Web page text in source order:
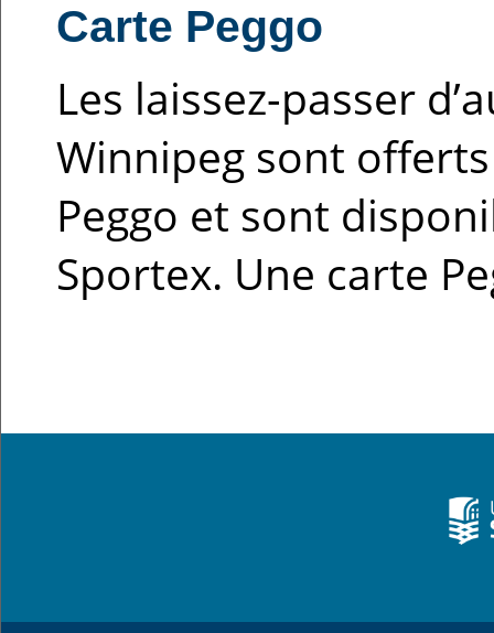
Carte Peggo
Les laissez-passer
Winnipeg sont
Peggo et sont
Sportex. Une carte